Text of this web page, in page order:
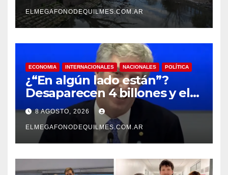
ELMEGAFONODEQUILMES.COM.AR
ECONOMIA INTERNACIONALES NACIONALES POLÍTICA
¿“En algún lado están”?
Desaparecen 4 billones y el
presidente del BCRA
responde con una risita
8 AGOSTO, 2026
ELMEGAFONODEQUILMES.COM.AR